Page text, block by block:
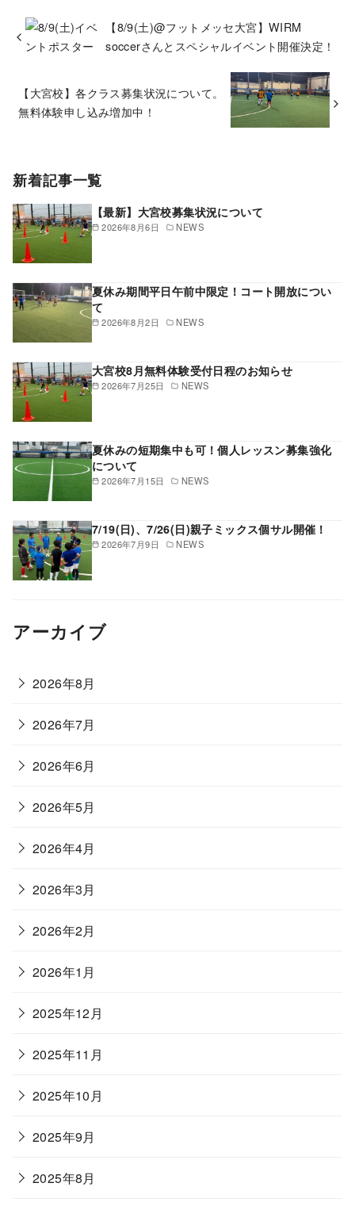
【8/9(土)@フットメッセ大宮】WIRM
soccerさんとスペシャルイベント開催決定！
【大宮校】各クラス募集状況について。
無料体験申し込み増加中！
新着記事一覧
2026年8月6日 NEWS
【最新】大宮校募集状況について
2026年8月2日 NEWS
夏休み期間平日午前中限定！コート開放につい
て
2026年7月25日 NEWS
大宮校8月無料体験受付日程のお知らせ
2026年7月15日 NEWS
夏休みの短期集中も可！個人レッスン募集強化
について
2026年7月9日 NEWS
7/19(日)、7/26(日)親子ミックス個サル開催！
アーカイブ
2026年8月
2026年7月
2026年6月
2026年5月
2026年4月
2026年3月
2026年2月
2026年1月
2025年12月
2025年11月
2025年10月
2025年9月
2025年8月